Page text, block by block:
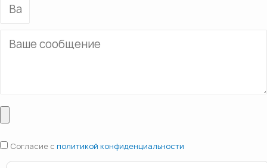
Согласие с политикой конфиденциальности